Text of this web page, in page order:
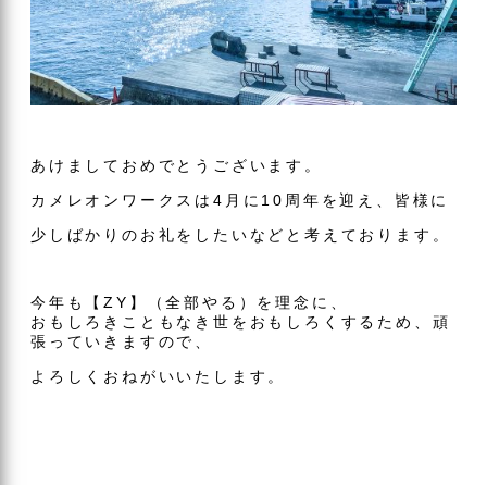
あけましておめでとうございます。
カメレオンワークスは4月に10周年を迎え、皆様に
少しばかりのお礼をしたいなどと考えております。
今年も【ZY】（全部やる）を理念に、
おもしろきこともなき世をおもしろくするため、頑
張っていきますので、
よろしくおねがいいたします。